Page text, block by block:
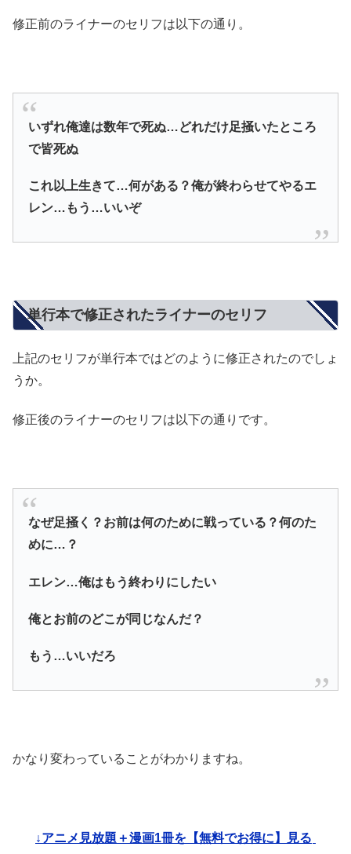
修正前のライナーのセリフは以下の通り。
いずれ俺達は数年で死ぬ…どれだけ足掻いたところ
で皆死ぬ
これ以上生きて…何がある？俺が終わらせてやるエ
レン…もう…いいぞ
単行本で修正されたライナーのセリフ
上記のセリフが単行本ではどのように修正されたのでしょ
うか。
修正後のライナーのセリフは以下の通りです。
なぜ足掻く？お前は何のために戦っている？何のた
めに…？
エレン…俺はもう終わりにしたい
俺とお前のどこが同じなんだ？
もう…いいだろ
かなり変わっていることがわかりますね。
↓アニメ見放題＋漫画1冊を【無料でお得に】見る